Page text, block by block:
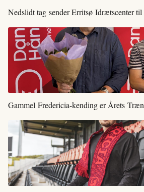
Nedslidt tag sender Erritsø Idrætscenter
Gammel Fredericia-kending er Årets